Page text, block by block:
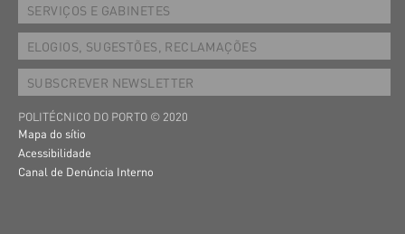
SERVIÇOS E GABINETES
ELOGIOS, SUGESTÕES, RECLAMAÇÕES
SUBSCREVER NEWSLETTER
POLITÉCNICO DO PORTO © 2020
Mapa do sítio
Acessibilidade
Canal de Denúncia Interno